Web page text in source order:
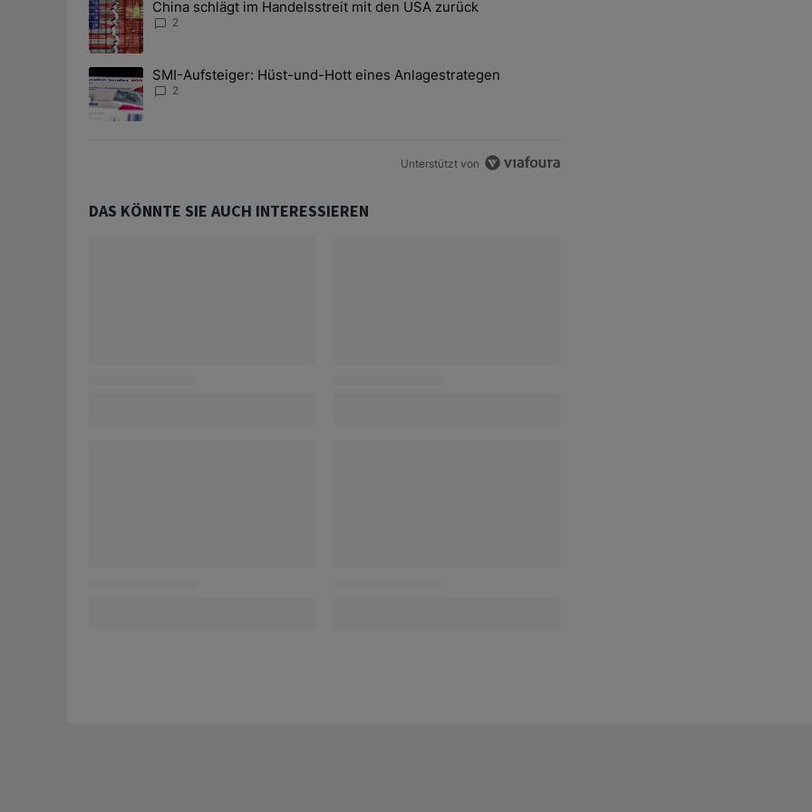
Ein Trendartikel mit dem Titel "China schlägt im Handelsstreit mit den USA zurück" mit 2 kommentare.
China schlägt im Handelsstreit mit den USA zurück
2
Ein Trendartikel mit dem Titel "SMI-Aufsteiger: Hüst-und-Hott eines Anlagestrategen" mit 2 kommentare.
SMI-Aufsteiger: Hüst-und-Hott eines Anlagestrategen
2
Unterstützt von
DAS KÖNNTE SIE AUCH INTERESSIEREN